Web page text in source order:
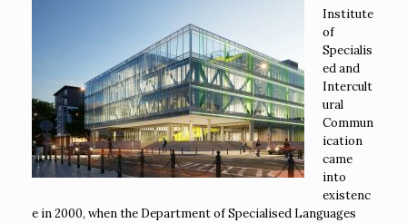
Institute
of
Specialis
ed and
Intercult
ural
Commun
ication
came
into
existenc
e in 2000, when the Department of Specialised Languages